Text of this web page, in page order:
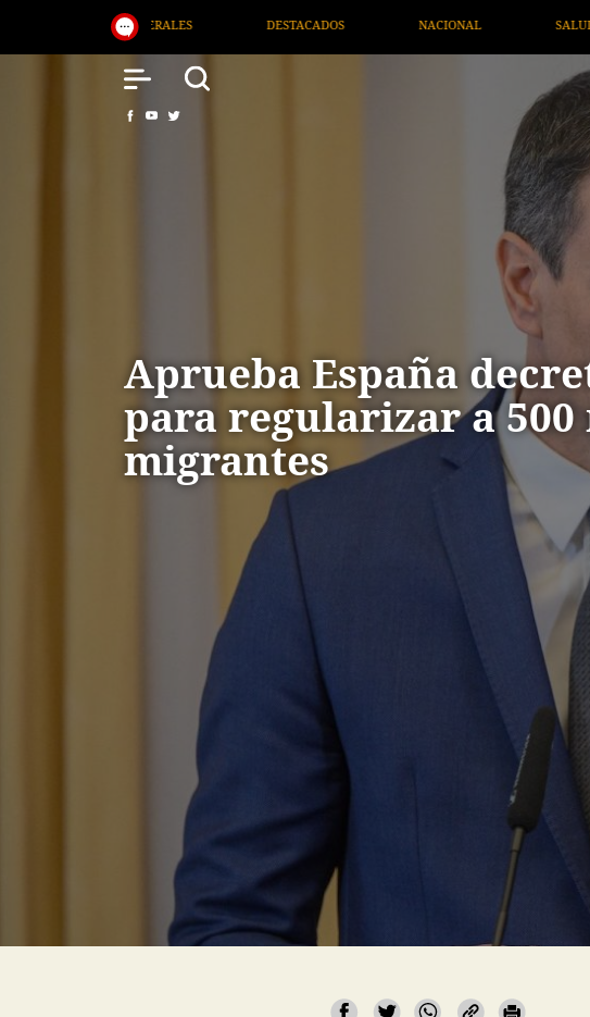
NACIONAL SALUD INTERNACIONAL
Aprueba España
para regularizar a
migrantes